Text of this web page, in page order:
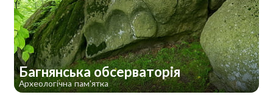
Багнянська обсерваторія
Археологічна пам'ятка